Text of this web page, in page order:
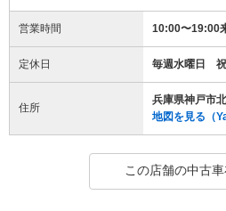
営業時間 10:00〜19:00
定休日 毎週水曜日
住所
兵庫県神戸市
地図を見る（
この店舗の中古